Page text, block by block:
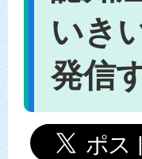
いき
発信